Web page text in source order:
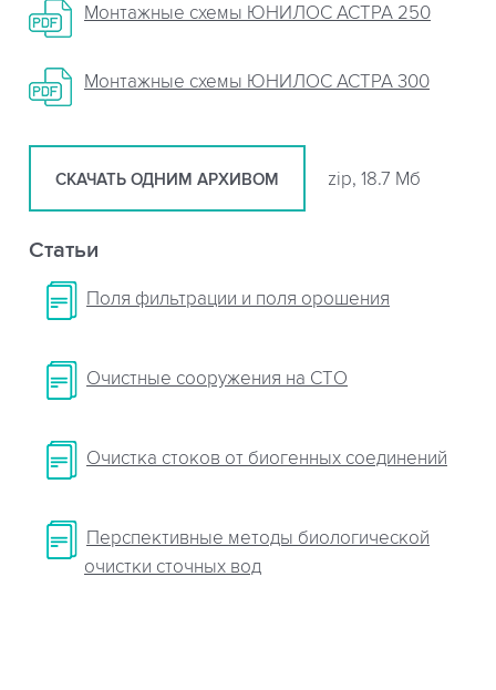
Монтажные схемы ЮНИЛОС АСТРА 250
Монтажные схемы ЮНИЛОС АСТРА 300
СКАЧАТЬ ОДНИМ АРХИВОМ zip, 18.7 Мб
Статьи
Поля фильтрации и поля орошения
Очистные сооружения на СТО
Очистка стоков от биогенных соединений
Перспективные методы биологической
очистки сточных вод